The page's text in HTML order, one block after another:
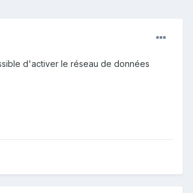
d'activer le réseau de données